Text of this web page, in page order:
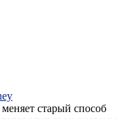
старый способ